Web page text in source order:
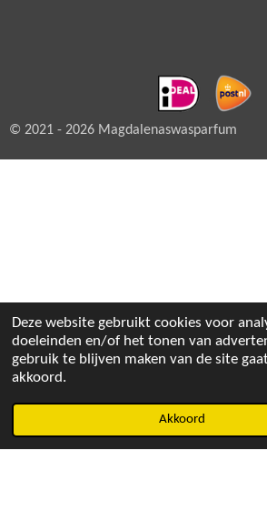
Deze website gebruikt cookies voor
doeleinden en/of het tonen van
gebruik te blijven maken van de site
akkoord.
Akkoord
© 2021 - 2026 Magdalenaswasparfum